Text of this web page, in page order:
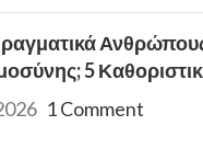
5
1 Comment